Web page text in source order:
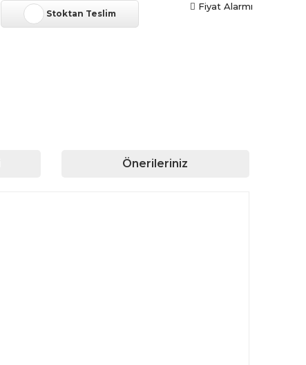
Stoktan Teslim
Fiyat Alarmı
Önerileriniz